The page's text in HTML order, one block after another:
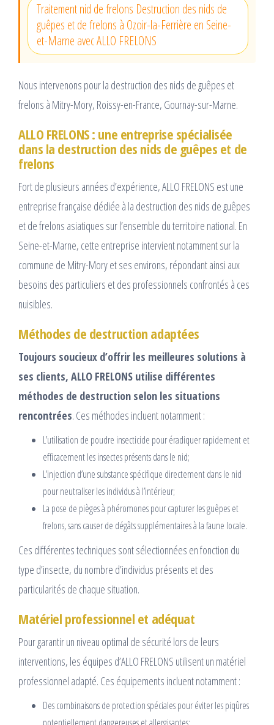
Traitement nid de frelons Destruction des nids de
guêpes et de frelons à Ozoir-la-Ferrière en Seine-
et-Marne avec ALLO FRELONS
Nous intervenons pour la destruction des nids de guêpes et
frelons à Mitry-Mory, Roissy-en-France, Gournay-sur-Marne.
ALLO FRELONS : une entreprise spécialisée
dans la destruction des nids de guêpes et de
frelons
Fort de plusieurs années d’expérience, ALLO FRELONS est une
entreprise française dédiée à la destruction des nids de guêpes
et de frelons asiatiques sur l’ensemble du territoire national. En
Seine-et-Marne, cette entreprise intervient notamment sur la
commune de Mitry-Mory et ses environs, répondant ainsi aux
besoins des particuliers et des professionnels confrontés à ces
nuisibles.
Méthodes de destruction adaptées
Toujours soucieux d’offrir les meilleures solutions à
ses clients, ALLO FRELONS utilise différentes
méthodes de destruction selon les situations
rencontrées. Ces méthodes incluent notamment :
L’utilisation de poudre insecticide pour éradiquer rapidement et
efficacement les insectes présents dans le nid;
L’injection d’une substance spécifique directement dans le nid
pour neutraliser les individus à l’intérieur;
La pose de pièges à phéromones pour capturer les guêpes et
frelons, sans causer de dégâts supplémentaires à la faune locale.
Ces différentes techniques sont sélectionnées en fonction du
type d’insecte, du nombre d’individus présents et des
particularités de chaque situation.
Matériel professionnel et adéquat
Pour garantir un niveau optimal de sécurité lors de leurs
interventions, les équipes d’ALLO FRELONS utilisent un matériel
professionnel adapté. Ces équipements incluent notamment :
Des combinaisons de protection spéciales pour éviter les piqûres